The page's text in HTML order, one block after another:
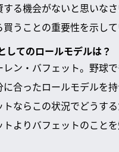
する機会がないと思いな
うことの重要性を示して
してのロールモデルは？
レン・バフェット。野球
合ったロールモデルを持
トならこの状況でどうす
トよりバフェットのこと